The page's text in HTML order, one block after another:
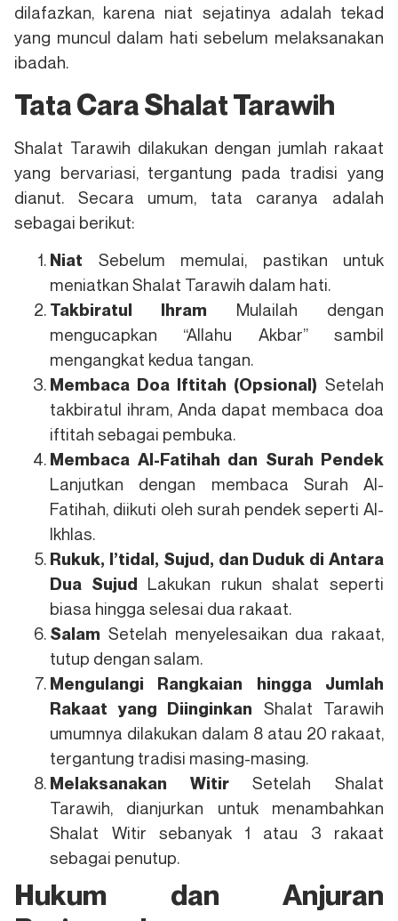
dilafazkan, karena niat sejatinya adalah tekad
yang muncul dalam hati sebelum melaksanakan
ibadah.
Tata Cara Shalat Tarawih
Shalat Tarawih dilakukan dengan jumlah rakaat
yang bervariasi, tergantung pada tradisi yang
dianut. Secara umum, tata caranya adalah
sebagai berikut:
Niat Sebelum memulai, pastikan untuk
meniatkan Shalat Tarawih dalam hati.
Takbiratul Ihram Mulailah dengan
mengucapkan “Allahu Akbar” sambil
mengangkat kedua tangan.
Membaca Doa Iftitah (Opsional) Setelah
takbiratul ihram, Anda dapat membaca doa
iftitah sebagai pembuka.
Membaca Al-Fatihah dan Surah Pendek
Lanjutkan dengan membaca Surah Al-
Fatihah, diikuti oleh surah pendek seperti Al-
Ikhlas.
Rukuk, I’tidal, Sujud, dan Duduk di Antara
Dua Sujud Lakukan rukun shalat seperti
biasa hingga selesai dua rakaat.
Salam Setelah menyelesaikan dua rakaat,
tutup dengan salam.
Mengulangi Rangkaian hingga Jumlah
Rakaat yang Diinginkan Shalat Tarawih
umumnya dilakukan dalam 8 atau 20 rakaat,
tergantung tradisi masing-masing.
Melaksanakan WitirSetelah Shalat
Tarawih, dianjurkan untuk menambahkan
Shalat Witir sebanyak 1 atau 3 rakaat
sebagai penutup.
Hukum dan Anjuran